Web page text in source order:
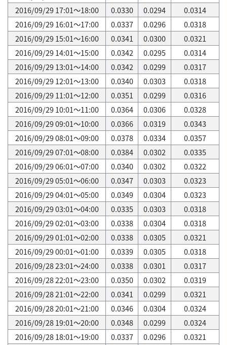
2016/09/29 17:01～18:00
0.0330 0.0294
0.0314
2016/09/29 16:01～17:00
0.0337 0.0296
0.0318
2016/09/29 15:01～16:00
0.0341 0.0300
0.0321
2016/09/29 14:01～15:00
0.0342 0.0295
0.0314
2016/09/29 13:01～14:00
0.0342 0.0299
0.0317
2016/09/29 12:01～13:00
0.0340 0.0303
0.0318
2016/09/29 11:01～12:00
0.0351 0.0299
0.0316
2016/09/29 10:01～11:00
0.0364 0.0306
0.0328
2016/09/29 09:01～10:00
0.0366 0.0319
0.0343
2016/09/29 08:01～09:00
0.0378 0.0334
0.0357
2016/09/29 07:01～08:00
0.0384 0.0302
0.0335
2016/09/29 06:01～07:00
0.0340 0.0302
0.0322
2016/09/29 05:01～06:00
0.0347 0.0303
0.0323
2016/09/29 04:01～05:00
0.0349 0.0304
0.0323
2016/09/29 03:01～04:00
0.0335 0.0303
0.0318
2016/09/29 02:01～03:00
0.0338 0.0304
0.0318
2016/09/29 01:01～02:00
0.0338 0.0305
0.0321
2016/09/29 00:01～01:00
0.0339 0.0305
0.0318
2016/09/28 23:01～24:00
0.0338 0.0301
0.0317
2016/09/28 22:01～23:00
0.0350 0.0302
0.0319
2016/09/28 21:01～22:00
0.0341 0.0299
0.0321
2016/09/28 20:01～21:00
0.0346 0.0304
0.0324
2016/09/28 19:01～20:00
0.0348 0.0299
0.0324
2016/09/28 18:01～19:00
0.0337 0.0296
0.0321